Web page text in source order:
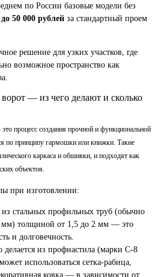
по России базовые модели без
50 000 рублей за стандартный проем
решение для узких участков, где
возможное пространство как
— из чего делают и сколько
процесс создания прочной и функциональной
по принципу гармошки или книжки. Такие
каркаса и обшивки, и подходят как
объектов.
при изготовлении:
из стальных профильных труб (обычно
толщиной от 1,5 до 2 мм — это
и долговечность.
делается из профнастила (марки С-8
использоваться сетка-рабица,
ковка — в зависимости от